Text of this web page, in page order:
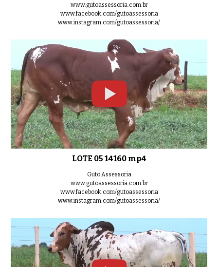
0:37 LOTE 17 14225 mp4
0:33 LOTE 18 14261 mp4
0:34 LOTE 19 14110 mp4
0:39 LOTE 20 14173 mp4
0:32 LOTE 21 14134 mp4
www.gutoassessoria.com.br
www.facebook.com/gutoassessoria
www.instagram.com/gutoassessoria/
LOTE 05 14160 mp4
Guto Assessoria
www.gutoassessoria.com.br
www.facebook.com/gutoassessoria
www.instagram.com/gutoassessoria/